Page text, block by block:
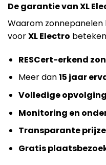
De garantie van XL
Waarom zonnepanelen
voorXL Electro
RESCert-erkend
Meer dan15 jaar
Volledige opvolging
Monitoring en
Transparante
Gratis